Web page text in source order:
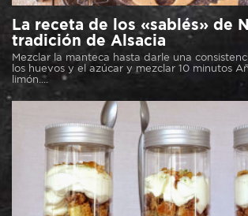
La receta de los «sablés» de
tradición de Alsacia
Mezclar la manteca hasta darle una
los huevos y el azúcar y mezclar 10 minutos
limón....